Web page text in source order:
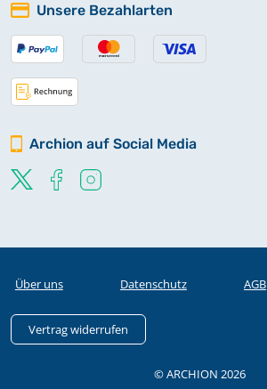
Unsere Bezahlarten
Archion auf Social Media
Über uns Datenschutz AGB
Vertrag widerrufen
© ARCHION 2026